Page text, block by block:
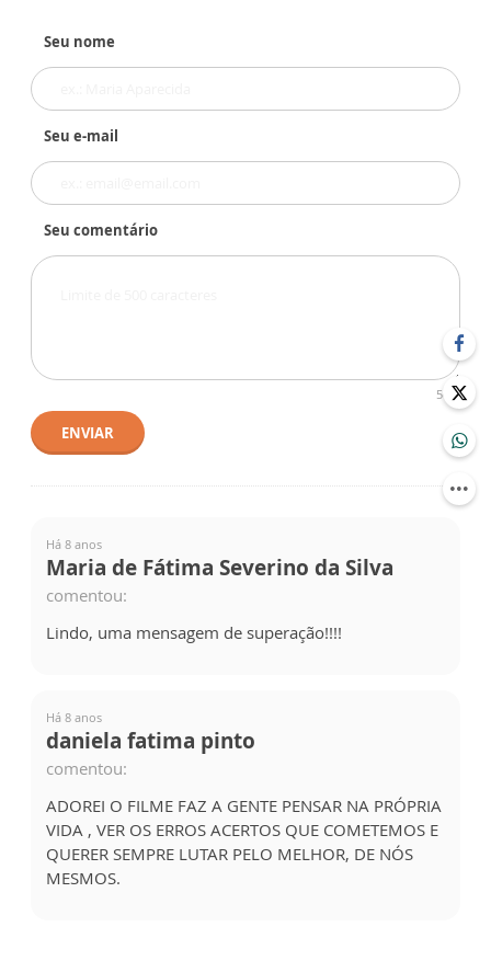
Seu nome
Seu e-mail
Seu comentário
500
ENVIAR
Há 8 anos
Maria de Fátima Severino da Silva
comentou:
Lindo, uma mensagem de superação!!!!
Há 8 anos
daniela fatima pinto
comentou:
ADOREI O FILME FAZ A GENTE PENSAR NA PRÓPRIA
VIDA , VER OS ERROS ACERTOS QUE COMETEMOS E
QUERER SEMPRE LUTAR PELO MELHOR, DE NÓS
MESMOS.